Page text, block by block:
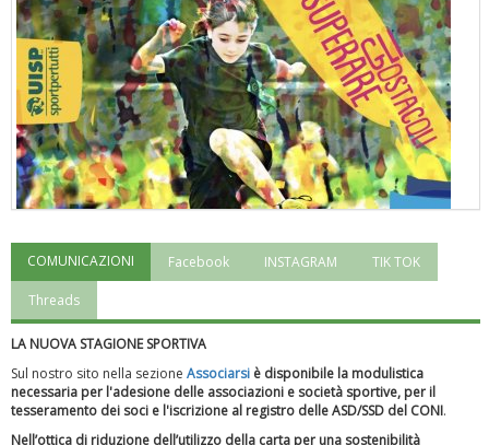
"Superare gli ostacoli": la relazione di Tiziano Pesce al CN Uisp
COMUNICAZIONI Facebook INSTAGRAM TIK TOK
Threads
LA NUOVA STAGIONE SPORTIVA
Sul nostro sito nella sezione Associarsi è disponibile la modulistica
necessaria per l'adesione delle associazioni e società sportive, per il
tesseramento dei soci e l'iscrizione al registro delle ASD/SSD del CONI.
Nell’ottica di riduzione dell’utilizzo della carta per una sostenibilità